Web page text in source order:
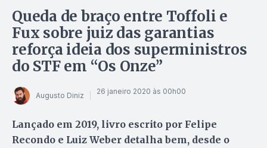
Queda de braço entre Toffoli e
Fux sobre juiz das garantias
reforça ideia dos superministros
do STF em “Os Onze”
Augusto Diniz 26 janeiro 2020 às 00h00
Lançado em 2019, livro escrito por Felipe
Recondo e Luiz Weber detalha bem, desde o